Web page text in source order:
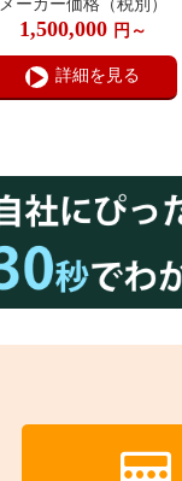
メーカー価格（税別）
1,500,000 円～
詳細を見る